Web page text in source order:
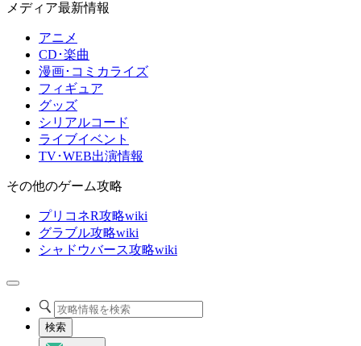
メディア最新情報
アニメ
CD･楽曲
漫画･コミカライズ
フィギュア
グッズ
シリアルコード
ライブイベント
TV･WEB出演情報
その他のゲーム攻略
プリコネR攻略wiki
グラブル攻略wiki
シャドウバース攻略wiki
検索